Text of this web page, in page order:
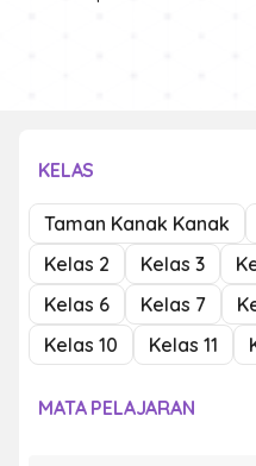
KELAS
Taman Kanak Kanak
Kelas 2
Kelas 3
Kelas 6
Kelas 7
Kelas 10
Kelas 11
MATA PELAJARAN